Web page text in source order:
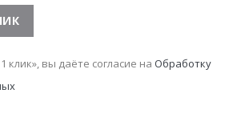
клик», вы даёте согласие на Обработку